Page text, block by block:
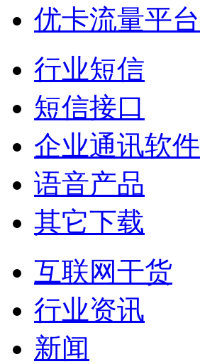
优卡流量平台
行业短信
短信接口
企业通讯软件
语音产品
其它下载
互联网干货
行业资讯
新闻